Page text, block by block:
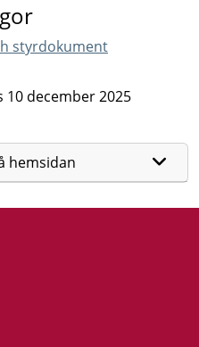
styrdokument
december 2025
hemsidan